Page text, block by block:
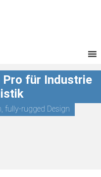
Pro für Industrie
fully-rugged Design